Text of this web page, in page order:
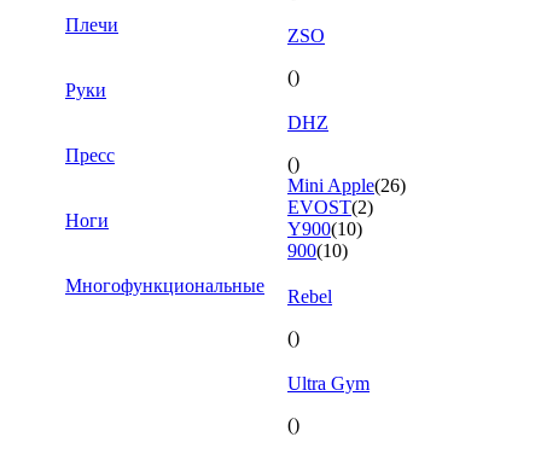
Плечи
Руки
Пресс
Ноги
Многофункциональные
ZSO
()
DHZ
()
Mini Apple(26)
EVOST(2)
Y900(10)
900(10)
Rebel
()
Ultra Gym
()